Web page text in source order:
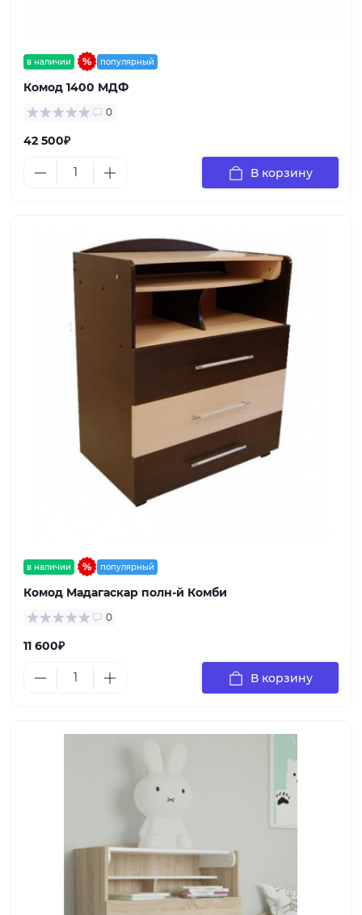
в наличии популярный
Комод 1400 МДФ
0
42 500₽
В корзину
в наличии популярный
Комод Мадагаскар полн-й Комби
0
11 600₽
В корзину